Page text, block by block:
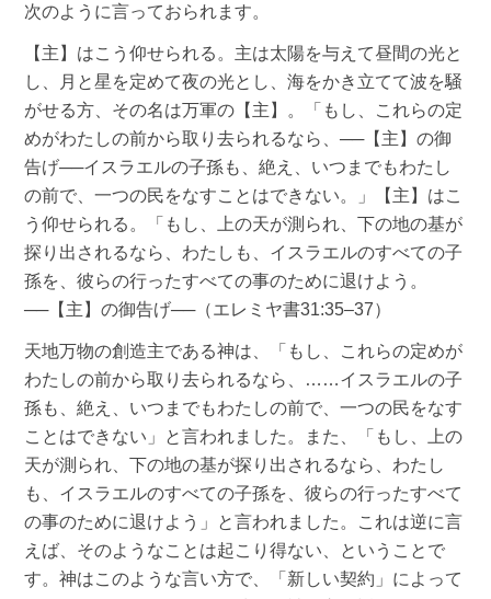
次のように言っておられます。
【主】はこう仰せられる。主は太陽を与えて昼間の光と
し、月と星を定めて夜の光とし、海をかき立てて波を騒
がせる方、その名は万軍の【主】。「もし、これらの定
めがわたしの前から取り去られるなら、──【主】の御
告げ──イスラエルの子孫も、絶え、いつまでもわたし
の前で、一つの民をなすことはできない。」【主】はこ
う仰せられる。「もし、上の天が測られ、下の地の基が
探り出されるなら、わたしも、イスラエルのすべての子
孫を、彼らの行ったすべての事のために退けよう。
──【主】の御告げ──（エレミヤ書31:35–37）
天地万物の創造主である神は、「もし、これらの定めが
わたしの前から取り去られるなら、……イスラエルの子
孫も、絶え、いつまでもわたしの前で、一つの民をなす
ことはできない」と言われました。また、「もし、上の
天が測られ、下の地の基が探り出されるなら、わたし
も、イスラエルのすべての子孫を、彼らの行ったすべて
の事のために退けよう」と言われました。これは逆に言
えば、そのようなことは起こり得ない、ということで
す。神はこのような言い方で、「新しい契約」によって